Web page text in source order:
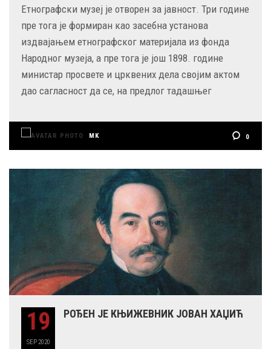
Етнографски музеј је отворен за јавност. Три године
пре тога је формиран као засебна установа
издвајањем етнографског материјала из фонда
Народног музеја, а пре тога је још 1898. године
министар просвете и црквених дела својим актом
дао сагласност да се, на предлог тадашњег
MK 0
19
SEP 2020
РОЂЕН ЈЕ КЊИЖЕВНИК ЈОВАН ХАЏИЋ